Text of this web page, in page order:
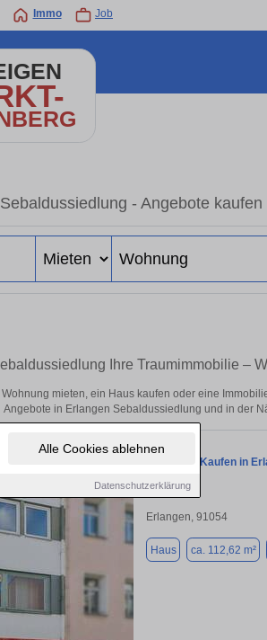
Alle Cookies ablehnen
Datenschutzerklärung
Immo Job
- Angebote
Ihre Traumimmobilie –
mieten, ein Haus kaufen oder eine
Angebote in Erlangen Sebaldussiedlung und in der
Haus zum Kaufen in
Erlangen, 91054
Haus ca. 112,62 m²